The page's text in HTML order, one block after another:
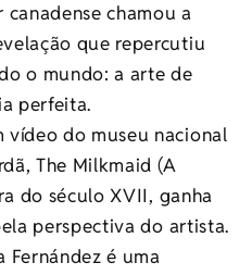
canadense chamou a
que repercutiu
o mundo: a arte de
perfeita.
vídeo do museu nacional
The Milkmaid (A
do século XVII, ganha
perspectiva do artista.
Fernández é uma